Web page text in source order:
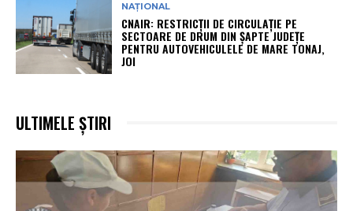
NAȚIONAL
CNAIR: RESTRICȚII DE CIRCULAȚIE PE
SECTOARE DE DRUM DIN ȘAPTE JUDEȚE
PENTRU AUTOVEHICULELE DE MARE TONAJ,
JOI
ULTIMELE ȘTIRI